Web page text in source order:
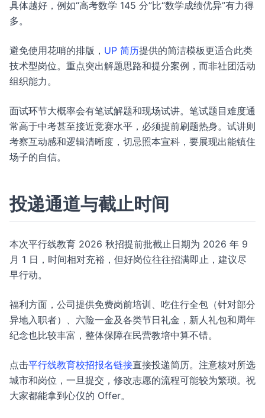
具体越好，例如“高考数学 145 分”比“数学成绩优异”有力得
多。
避免使用花哨的排版， UP 简历提供的简洁模板更适合此类
技术型岗位。重点突出解题思路和提分案例，而非社团活动
组织能力。
面试环节大概率会有笔试解题和现场试讲。笔试题目难度通
常高于中考甚至接近竞赛水平，必须提前刷题热身。试讲则
考察互动感和逻辑清晰度，切忌照本宣科，要展现出能镇住
场子的自信。
投递通道与截止时间
本次平行线教育 2026 秋招提前批截止日期为 2026 年 9
月 1 日，时间相对充裕，但好岗位往往招满即止，建议尽
早行动。
福利方面，公司提供免费岗前培训、吃住行全包（针对部分
异地入职者）、六险一金及各类节日礼金，新人礼包和周年
纪念也比较丰富，整体保障在民营教培中算不错。
点击平行线教育校招报名链接直接投递简历。注意核对所选
城市和岗位，一旦提交，修改志愿的流程可能较为繁琐。祝
大家都能拿到心仪的 Offer。